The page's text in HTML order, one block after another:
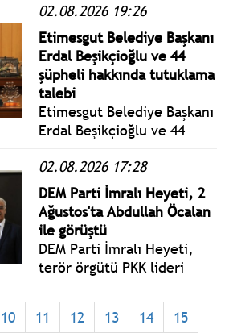
görevinden uzaklaştırılan
Ekrem İmamoğlu, bazı
belediye başkanlarının
AKP'ye katılmasına tepki
gösterdi.
02.08.2026 19:26
Etimesgut Belediye Başkanı
Erdal Beşikçioğlu ve 44
şüpheli hakkında tutuklama
talebi
Etimesgut Belediye Başkanı
Erdal Beşikçioğlu ve 44
talep edildi.
02.08.2026 17:28
DEM Parti İmralı Heyeti, 2
Ağustos'ta Abdullah Öcalan
ile görüştü
DEM Parti İmralı Heyeti,
terör örgütü PKK lideri
saatlik görüşmenin
ardından İmralı Adası’ndan
10 11 12 13 14
15